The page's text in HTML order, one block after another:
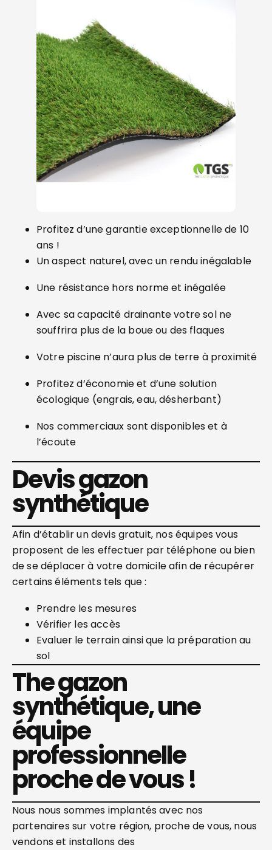
Profitez d’une garantie exceptionnelle de 10
ans !
Un aspect naturel, avec un rendu inégalable
Une résistance hors norme et inégalée
Avec sa capacité drainante votre sol ne
souffrira plus de la boue ou des flaques
Votre piscine n’aura plus de terre à proximité
Profitez d’économie et d’une solution
écologique (engrais, eau, désherbant)
Nos commerciaux sont disponibles et à
l’écoute
Devis gazon
synthétique
Afin d’établir un devis gratuit, nos équipes vous
proposent de les effectuer par téléphone ou bien
de se déplacer à votre domicile afin de récupérer
certains éléments tels que :
Prendre les mesures
Vérifier les accès
Evaluer le terrain ainsi que la préparation au
sol
The gazon
synthétique, une
équipe
professionnelle
proche de vous !
Nous nous sommes implantés avec nos
partenaires sur votre région, proche de vous, nous
vendons et installons des